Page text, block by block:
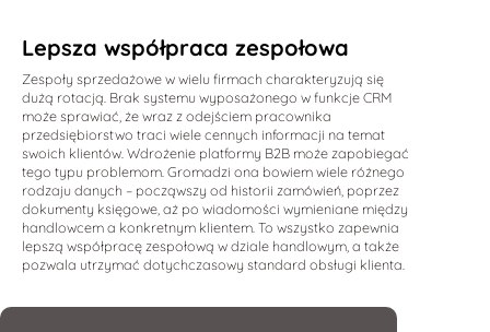
Lepsza współpraca zespołowa
Zespoły sprzedażowe w wielu firmach charakteryzują się
dużą rotacją. Brak systemu wyposażonego w funkcje CRM
może sprawiać, że wraz z odejściem pracownika
przedsiębiorstwo traci wiele cennych informacji na temat
swoich klientów. Wdrożenie platformy B2B może zapobiegać
tego typu problemom. Gromadzi ona bowiem wiele różnego
rodzaju danych – począwszy od historii zamówień, poprzez
dokumenty księgowe, aż po wiadomości wymieniane między
handlowcem a konkretnym klientem. To wszystko zapewnia
lepszą współpracę zespołową w dziale handlowym, a także
pozwala utrzymać dotychczasowy standard obsługi klienta.